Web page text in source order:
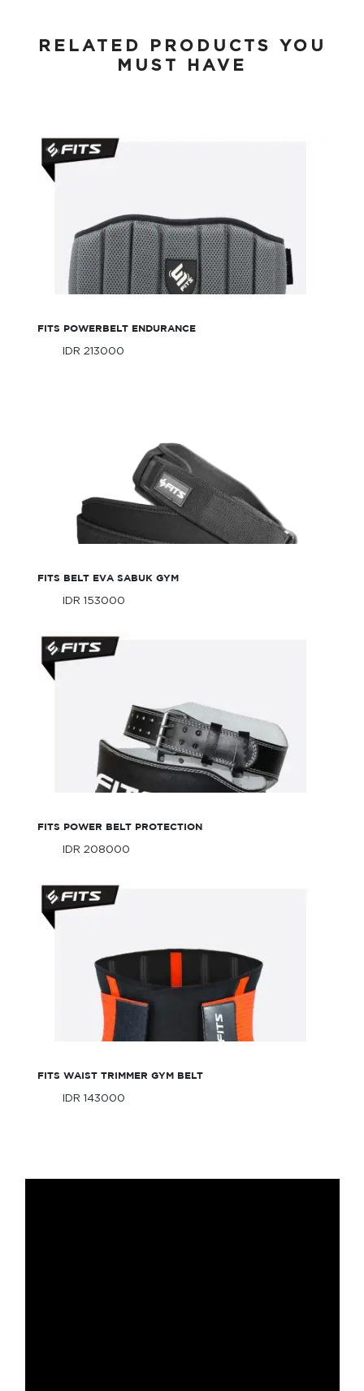
RELATED PRODUCTS YOU
MUST HAVE
FITS POWERBELT ENDURANCE
IDR 213000
FITS Powerbelt Endurance
IDR 213000
FITS BELT EVA SABUK GYM
IDR 153000
FITS Belt EVA Sabuk Gym
IDR 153000
FITS POWER BELT PROTECTION
IDR 208000
Fits Power Belt Protection
IDR 208000
FITS WAIST TRIMMER GYM BELT
IDR 143000
FITS Waist Trimmer Gym Belt
IDR 143000